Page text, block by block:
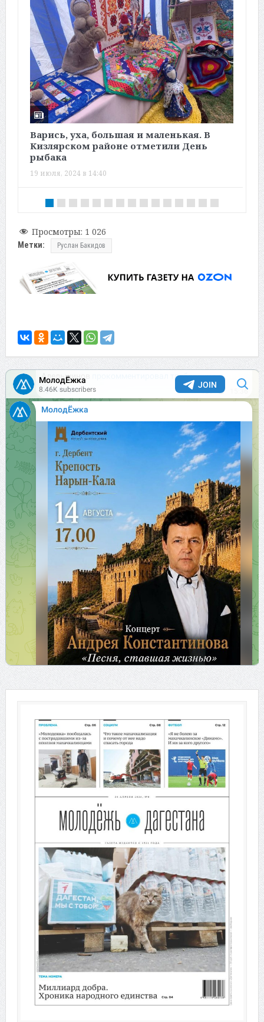
Варись, уха, большая и маленькая. В
Кизлярском районе отметили День
рыбака
19 июля, 2024 в 14:40
Просмотры: 1 026
Метки: Руслан Бакидов